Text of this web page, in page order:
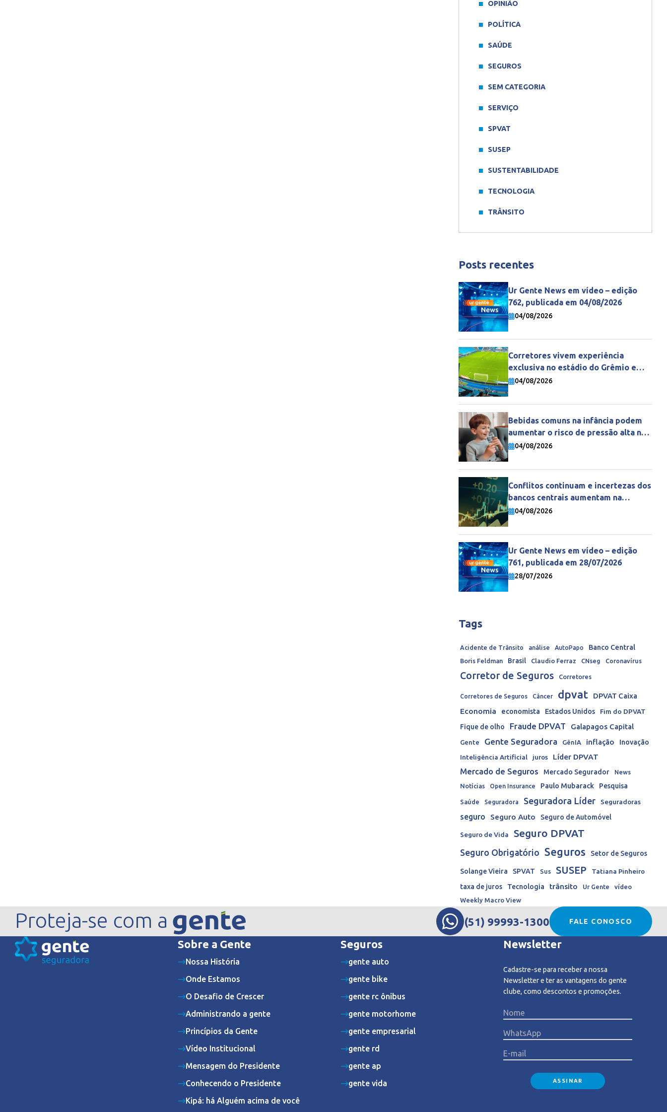
OPINIÃO
POLÍTICA
SAÚDE
SEGUROS
SEM CATEGORIA
SERVIÇO
SPVAT
SUSEP
SUSTENTABILIDADE
TECNOLOGIA
TRÂNSITO
Posts recentes
Ur Gente News em vídeo – edição
762, publicada em 04/08/2026
04/08/2026
Corretores vivem experiência
exclusiva no estádio do Grêmio e
fortalecem parceria com a Gente
04/08/2026
Bebidas comuns na infância podem
aumentar o risco de pressão alta na
vida adulta
04/08/2026
Conflitos continuam e incertezas dos
bancos centrais aumentam na
economia mundial
04/08/2026
Ur Gente News em vídeo – edição
761, publicada em 28/07/2026
28/07/2026
Tags
Acidente de Trânsito análise AutoPapo Banco Central
Boris Feldman Brasil Claudio Ferraz CNseg Coronavírus
Corretor de Seguros Corretores
Corretores de Seguros Câncer dpvat
DPVAT Caixa
Economia
economista Estados Unidos
Fim do DPVAT
Fique de olho
Fraude DPVAT Galapagos Capital
Gente Gente Seguradora GênIA inflação
Inovação
Inteligência Artificial
juros
Líder DPVAT
Mercado de Seguros
Mercado Segurador
News
Notícias
Open Insurance Paulo Mubarack Pesquisa
Saúde Seguradora Seguradora Líder Seguradoras
seguro Seguro Auto Seguro de Automóvel
Seguro de Vida Seguro DPVAT
Seguro Obrigatório Seguros Setor de Seguros
Solange Vieira SPVAT Sus SUSEP
Tatiana Pinheiro
taxa de juros
Tecnologia trânsito Ur Gente
vídeo
Weekly Macro View
Proteja-se com a (51) 99993-1300 FALE CONOSCO
Sobre a Gente
Nossa História
Onde Estamos
O Desafio de Crescer
Administrando a gente
Princípios da Gente
Vídeo Institucional
Mensagem do Presidente
Conhecendo o Presidente
Kipá: há Alguém acima de você
Seguros
gente auto
gente bike
gente rc ônibus
gente motorhome
gente empresarial
gente rd
gente ap
gente vida
Newsletter
Cadastre-se para receber a nossa
Newsletter e ter as vantagens do gente
clube, como descontos e promoções.